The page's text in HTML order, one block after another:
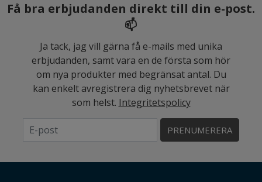
Få bra erbjudanden direkt till din e-post.
📫
Ja tack, jag vill gärna få e-mails med unika
erbjudanden, samt vara en de första som hör
om nya produkter med begränsat antal. Du
kan enkelt avregistrera dig nyhetsbrevet när
som helst. Integritetspolicy
PRENUMERERA